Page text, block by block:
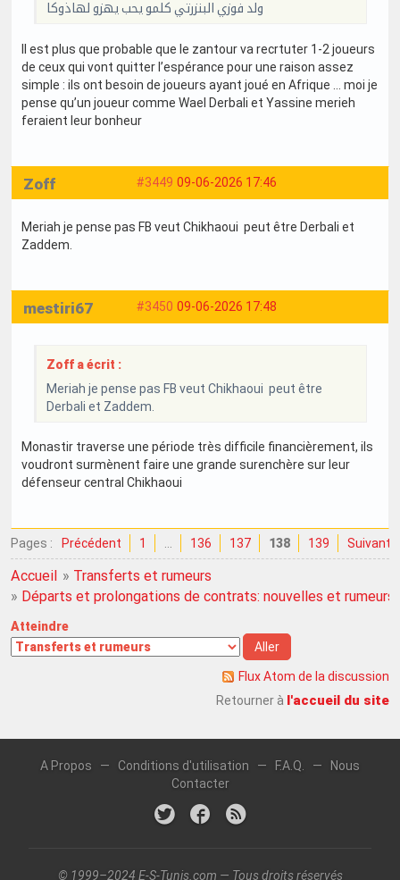
ولد فوزي البنزرتي كلمو يحب يهزو لهاذوكا
Il est plus que probable que le zantour va recrtuter 1-2 joueurs
de ceux qui vont quitter l’espérance pour une raison assez
simple : ils ont besoin de joueurs ayant joué en Afrique … moi je
pense qu’un joueur comme Wael Derbali et Yassine merieh
feraient leur bonheur
#3449 09-06-2026 17:46
Zoff
Meriah je pense pas FB veut Chikhaoui peut être Derbali et
Zaddem.
#3450 09-06-2026 17:48
mestiri67
Zoff a écrit :
Meriah je pense pas FB veut Chikhaoui peut être
Derbali et Zaddem.
Monastir traverse une période très difficile financièrement, ils
voudront surmènent faire une grande surenchère sur leur
défenseur central Chikhaoui
Pages : Précédent 1 … 136 137 138 139 Suivant
Accueil » Transferts et rumeurs
» Départs et prolongations de contrats: nouvelles et rumeurs
Atteindre
Flux Atom de la discussion
Retourner à l'accueil du site
A Propos — Conditions d'utilisation — F.A.Q. —
Nous
Contacter
© 1999–2024 E-S-Tunis.com — Tous droits réservés